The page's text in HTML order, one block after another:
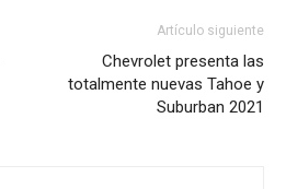
Artículo siguiente
Chevrolet presenta las
totalmente nuevas Tahoe y
Suburban 2021